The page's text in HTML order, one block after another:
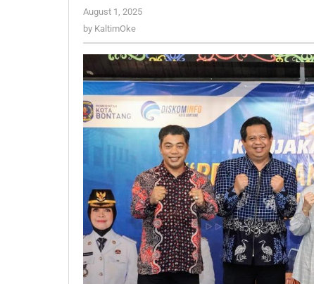
August 1, 2025
by KaltimOke